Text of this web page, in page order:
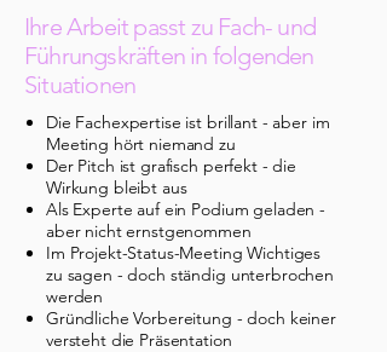
Ihre Arbeit passt zu Fach- und
Führungskräften in folgenden
Situationen
Die Fachexpertise ist brillant - aber im
Meeting hört niemand zu
Der Pitch ist grafisch perfekt - die
Wirkung bleibt aus
Als Experte auf ein Podium geladen -
aber nicht ernstgenommen
Im Projekt-Status-Meeting Wichtiges
zu sagen - doch ständig unterbrochen
werden
Gründliche Vorbereitung - doch keiner
versteht die Präsentation